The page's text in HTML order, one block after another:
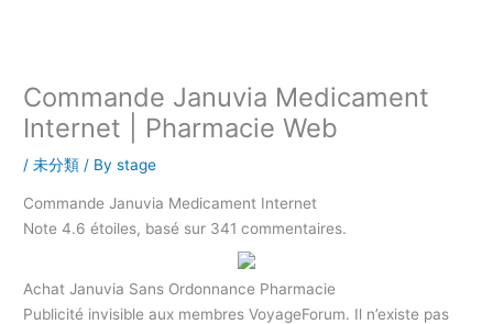
Commande Januvia Medicament
Internet | Pharmacie Web
/未分類 / Bystage
Commande Januvia Medicament Internet
Note4.6 étoiles, basé sur 341 commentaires.
Achat Januvia Sans Ordonnance Pharmacie
Publicité invisible aux membres VoyageForum. Il n’existe pas